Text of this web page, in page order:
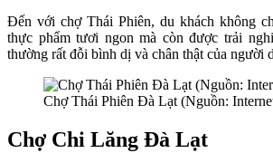
Đến với chợ Thái Phiên, du khách không
thực phẩm tươi ngon mà còn được trải
thường rất đỗi bình dị và chân thật của người
Chợ Thái Phiên Đà Lạt (Nguồn:
Chợ Chi Lăng Đà Lạt